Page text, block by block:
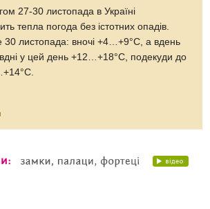
27-30 листопада в Україні
тепла погода без істотних опадів.
30 листопада: вночі +4…+9°С, а вдень
у цей день +12…+18°С, подекуди до